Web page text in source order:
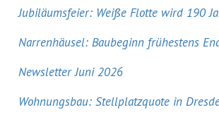
Jubiläumsfeier: Weiße Flotte wird 190
Narrenhäusel: Baubeginn frühestens
Newsletter Juni 2026
Wohnungsbau: Stellplatzquote in